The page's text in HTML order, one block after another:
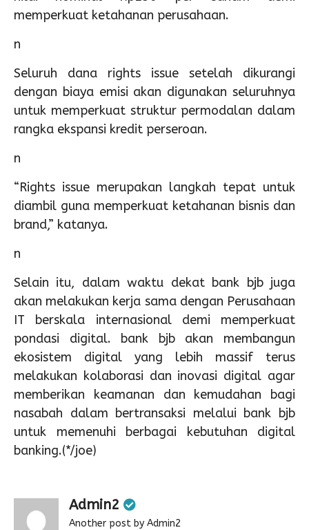
memperkuat ketahanan perusahaan.
n
Seluruh dana rights issue setelah dikurangi
dengan biaya emisi akan digunakan seluruhnya
untuk memperkuat struktur permodalan dalam
rangka ekspansi kredit perseroan.
n
“Rights issue merupakan langkah tepat untuk
diambil guna memperkuat ketahanan bisnis dan
brand,” katanya.
n
Selain itu, dalam waktu dekat bank bjb juga
akan melakukan kerja sama dengan Perusahaan
IT berskala internasional demi memperkuat
pondasi digital. bank bjb akan membangun
ekosistem digital yang lebih massif terus
melakukan kolaborasi dan inovasi digital agar
memberikan keamanan dan kemudahan bagi
nasabah dalam bertransaksi melalui bank bjb
untuk memenuhi berbagai kebutuhan digital
banking.(*/joe)
Admin2
Another post by Admin2